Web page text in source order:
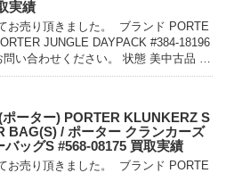
実績
お売り頂きました。 ブランド PORTE
JUNGLE DAYPACK #384-18196
い合わせください。 状態 美中古品 軽
トに持ち運べるパッカ […]
ポーター) PORTER KLUNKERZ S
BAG(S) / ポーター クランカーズ
バッグS #568-08175 買取実績
お売り頂きました。 ブランド PORTE